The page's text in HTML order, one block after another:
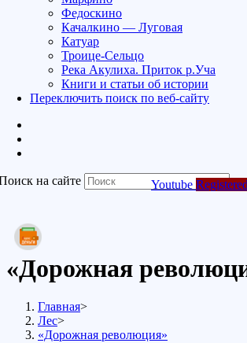
Федоскино
Качалкино — Луговая
Катуар
Троице-Сельцо
Река Акулиха. Приток р.Уча
Книги и статьи об истории
Переключить поиск по веб-сайту
на сайте Youtube Registered
«Дорожная
Главная>
Лес>
«Дорожная революция»